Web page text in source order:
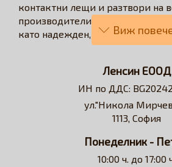
контактни лещи и разтвори на
производители. През годините
като надежден, бърз и
пазаруването в бързо, лесно,
решение за всеки потребител
Достъпни сме за професионални
съдействие относно избора на
Ленсин ЕООД
ИН по ДДС:
ул."Никола
1113, София
Понеделник -
10:00 ч. до 17:00